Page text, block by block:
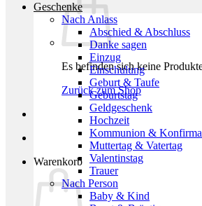
Es befinden sich keine
Zurück zum Shop
Warenkorb
Geschenke
Nach Anlass
Abschied & Abschluss
Danke sagen
Einzug
Einschulung
Geburt & Taufe
Geburtstag
Geldgeschenk
Hochzeit
Kommunion &
Muttertag & Vatertag
Valentinstag
Trauer
Nach Person
Baby & Kind